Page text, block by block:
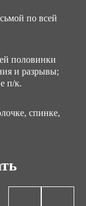
по всей
половинки
и разрывы;
п/к.
спинке,